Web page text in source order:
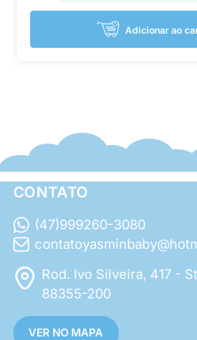
Adicionar ao
CONTATO
(47)999260-3080
Rod. Ivo Silveira, 417 -
88355-200
VER NO MAPA